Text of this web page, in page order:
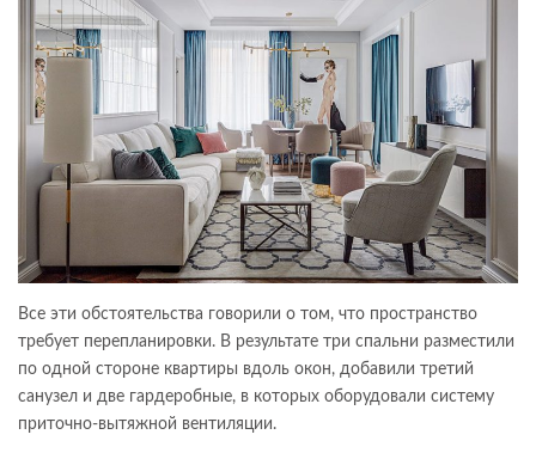
Все эти обстоятельства говорили о том, что пространство
требует перепланировки. В результате три спальни разместили
по одной стороне квартиры вдоль окон, добавили третий
санузел и две гардеробные, в которых оборудовали систему
приточно-вытяжной вентиляции.